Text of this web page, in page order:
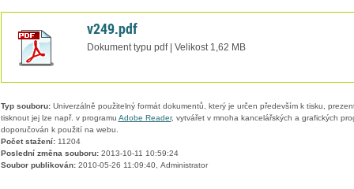
v249.pdf
Dokument typu pdf | Velikost 1,62 MB
Typ souboru:Univerzálně použitelný formát dokumentů, který je určen především k tisku,
tisknout jej lze např. v programu Adobe Reader, vytvářet v mnoha kancelářských a grafických
doporučován k použití na webu.
Počet stažení:11204
Poslední změna souboru:2013-10-11 10:59:24
Soubor publikován:2010-05-26 11:09:40, Administrator